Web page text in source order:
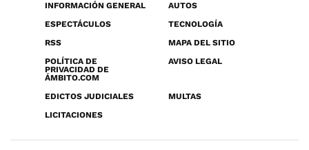
INFORMACIÓN GENERAL
AUTOS
ESPECTÁCULOS
TECNOLOGÍA
RSS
MAPA DEL SITIO
POLÍTICA DE
PRIVACIDAD DE
ÁMBITO.COM
AVISO LEGAL
EDICTOS JUDICIALES
MULTAS
LICITACIONES